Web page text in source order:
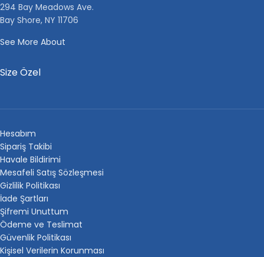
294 Bay Meadows Ave.
Bay Shore, NY 11706
See More About
Size Özel
Hesabım
Sipariş Takibi
Havale Bildirimi
Mesafeli Satış Sözleşmesi
Gizlilik Politikası
İade Şartları
Şifremi Unuttum
Ödeme ve Teslimat
Güvenlik Politikası
Kişisel Verilerin Korunması